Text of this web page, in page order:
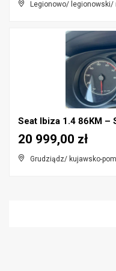
Legionowo/
Seat Ibiza 1.4 86KM –
Grudziądz/ kujawsko-
20 999,00 zł